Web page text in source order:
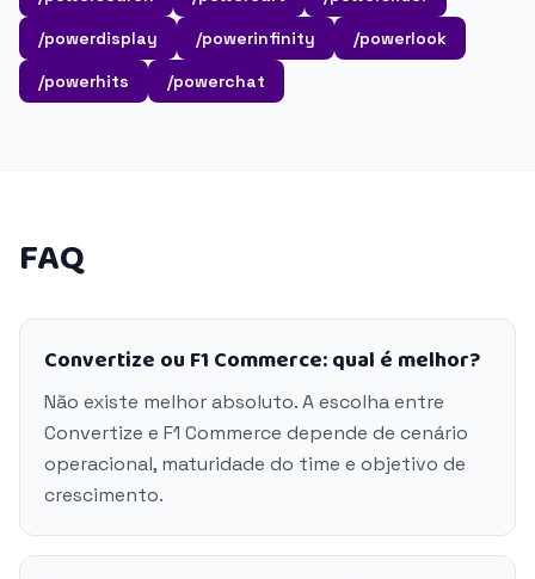
/powerdisplay
/powerinfinity
/powerlook
/powerhits
/powerchat
FAQ
Convertize ou F1 Commerce: qual é melhor?
Não existe melhor absoluto. A escolha entre
Convertize e F1 Commerce depende de cenário
operacional, maturidade do time e objetivo de
crescimento.